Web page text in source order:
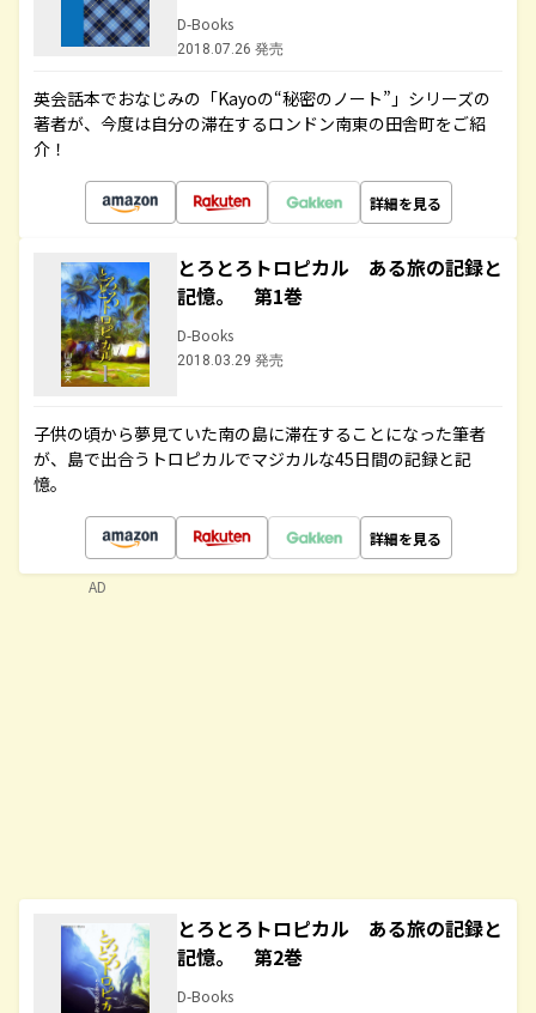
D-Books
2018.07.26 発売
英会話本でおなじみの「Kayoの“秘密のノート”」シリーズの
著者が、今度は自分の滞在するロンドン南東の田舎町をご紹
介！
詳細を見る
とろとろトロピカル ある旅の記録と
記憶。 第1巻
D-Books
2018.03.29 発売
子供の頃から夢見ていた南の島に滞在することになった筆者
が、島で出合うトロピカルでマジカルな45日間の記録と記
憶。
詳細を見る
とろとろトロピカル ある旅の記録と
記憶。 第2巻
D-Books
AD